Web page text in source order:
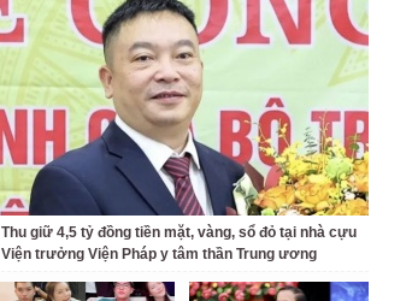
Thu giữ 4,5 tỷ đồng tiền mặt, vàng, sổ đỏ tại nhà cựu
Viện trưởng Viện Pháp y tâm thần Trung ương